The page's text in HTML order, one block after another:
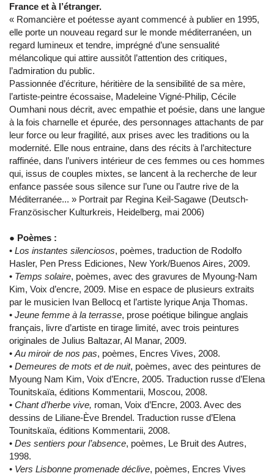
France et à l’étranger.
« Romancière et poétesse ayant commencé à publier en 1995,
elle porte un nouveau regard sur le monde méditerranéen, un
regard lumineux et tendre, imprégné d’une sensualité
mélancolique qui attire aussitôt l’attention des critiques,
l’admiration du public.
Passionnée d’écriture, héritière de la sensibilité de sa mère,
l’artiste-peintre écossaise, Madeleine Vigné-Philip, Cécile
Oumhani nous décrit, avec empathie et poésie, dans une langue
à la fois charnelle et épurée, des personnages attachants de par
leur force ou leur fragilité, aux prises avec les traditions ou la
modernité. Elle nous entraine, dans des récits à l’architecture
raffinée, dans l’univers intérieur de ces femmes ou ces hommes
qui, issus de couples mixtes, se lancent à la recherche de leur
enfance passée sous silence sur l’une ou l’autre rive de la
Méditerranée... » Portrait par Regina Keil-Sagawe (Deutsch-
Französischer Kulturkreis, Heidelberg, mai 2006)
● Poèmes :
• Los instantes silenciosos, poèmes, traduction de Rodolfo
Hasler, Pen Press Ediciones, New York/Buenos Aires, 2009.
• Temps solaire, poèmes, avec des gravures de Myoung-Nam
Kim, Voix d’encre, 2009. Mise en espace de plusieurs extraits
par le musicien Ivan Bellocq et l’artiste lyrique Anja Thomas.
• Jeune femme à la terrasse, prose poétique bilingue anglais
français, livre d’artiste en tirage limité, avec trois peintures
originales de Julius Baltazar, Al Manar, 2009.
• Au miroir de nos pas, poèmes, Encres Vives, 2008.
• Demeures de mots et de nuit, poèmes, avec des peintures de
Myoung Nam Kim, Voix d’Encre, 2005. Traduction russe d’Elena
Tounitskaïa, éditions Kommentarii, Moscou, 2008.
• Chant d’herbe vive, roman, Voix d’Encre, 2003. Avec des
dessins de Liliane-Ève Brendel. Traduction russe d’Elena
Tounitskaïa, éditions Kommentarii, 2008.
• Des sentiers pour l’absence, poèmes, Le Bruit des Autres,
1998.
• Vers Lisbonne promenade déclive, poèmes, Encres Vives